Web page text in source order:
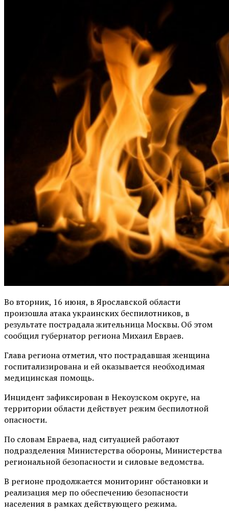
Во вторник, 16 июня, в Ярославской области
произошла атака украинских беспилотников, в
результате пострадала жительница Москвы. Об этом
сообщил губернатор региона Михаил Евраев.
Глава региона отметил, что пострадавшая женщина
госпитализирована и ей оказывается необходимая
медицинская помощь.
Инцидент зафиксирован в Некоузском округе, на
территории области действует режим беспилотной
опасности.
По словам Евраева, над ситуацией работают
подразделения Министерства обороны, Министерства
региональной безопасности и силовые ведомства.
В регионе продолжается мониторинг обстановки и
реализация мер по обеспечению безопасности
населения в рамках действующего режима.